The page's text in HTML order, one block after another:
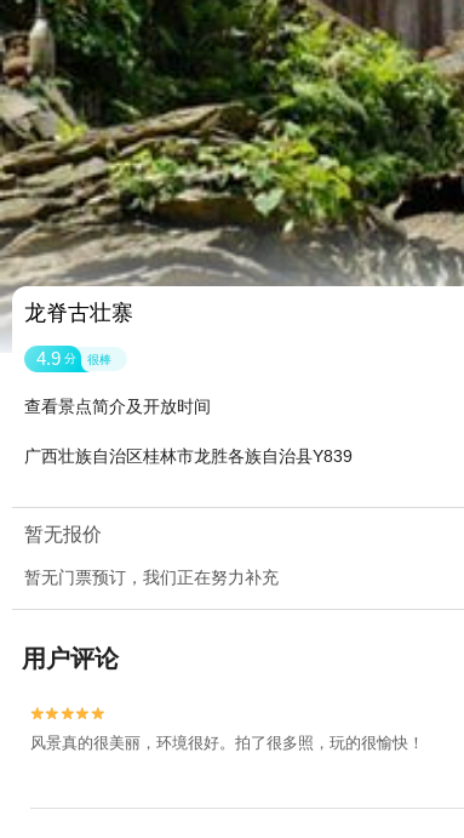
龙脊古壮寨
4.9 分 很棒
查看景点简介及开放时间
广西壮族自治区桂林市龙胜各族自治县Y839
暂无报价
暂无门票预订，我们正在努力补充
用户评论


风景真的很美丽，环境很好。拍了很多照，玩的很愉快！